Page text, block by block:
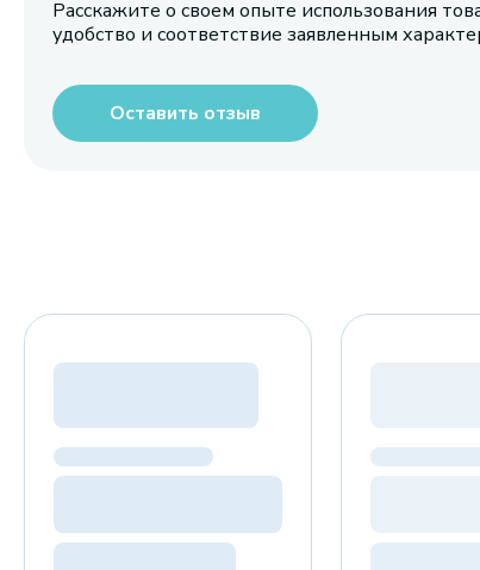
Расскажите о своем опыте использования
удобство и соответствие заявленным
Оставить отзыв